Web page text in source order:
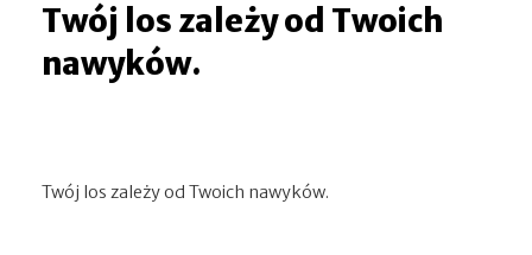
Twój los zależy od Twoich
nawyków.
Twój los zależy od Twoich nawyków.